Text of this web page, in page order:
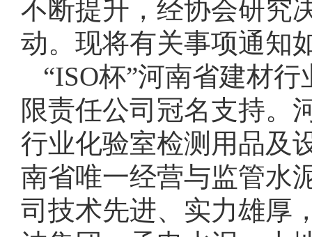
不断提升，经协会研究
动。现将有关事项通知
“ISO杯”河南省建材
限责任公司冠名支持。
行业化验室检测用品及
南省唯一经营与监管水
司技术先进、实力雄厚